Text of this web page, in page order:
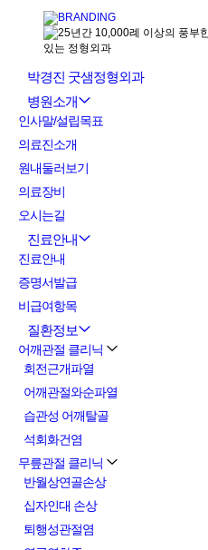
박경진 굿샘정형외과
병원소개
인사말/설립목표
의료진소개
원내둘러보기
의료장비
오시는길
진료안내
진료안내
증명서발급
비급여항목
질환정보
어깨관절 클리닉
회전근개파열
어깨관절와순파열
습관성 어깨탈골
석회화건염
무릎관절 클리닉
반월상연골손상
십자인대 손상
퇴행성관절염